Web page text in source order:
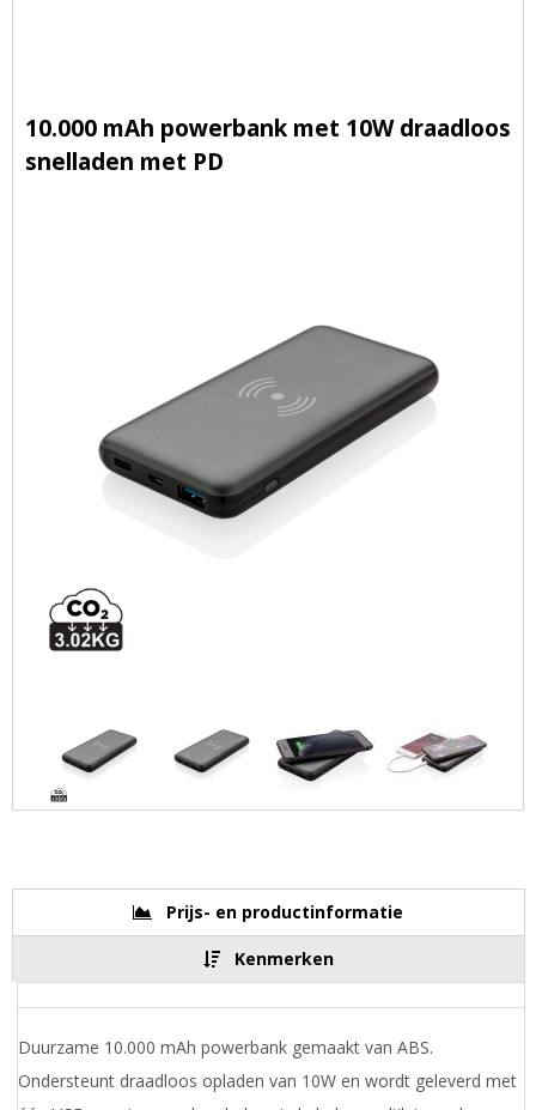
10.000 mAh powerbank met 10W draadloos
snelladen met PD
Prijs- en productinformatie
Kenmerken
Duurzame 10.000 mAh powerbank gemaakt van ABS.
Ondersteunt draadloos opladen van 10W en wordt geleverd met